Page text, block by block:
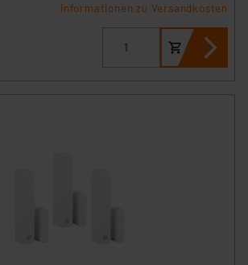
Informationen zu Versandkosten